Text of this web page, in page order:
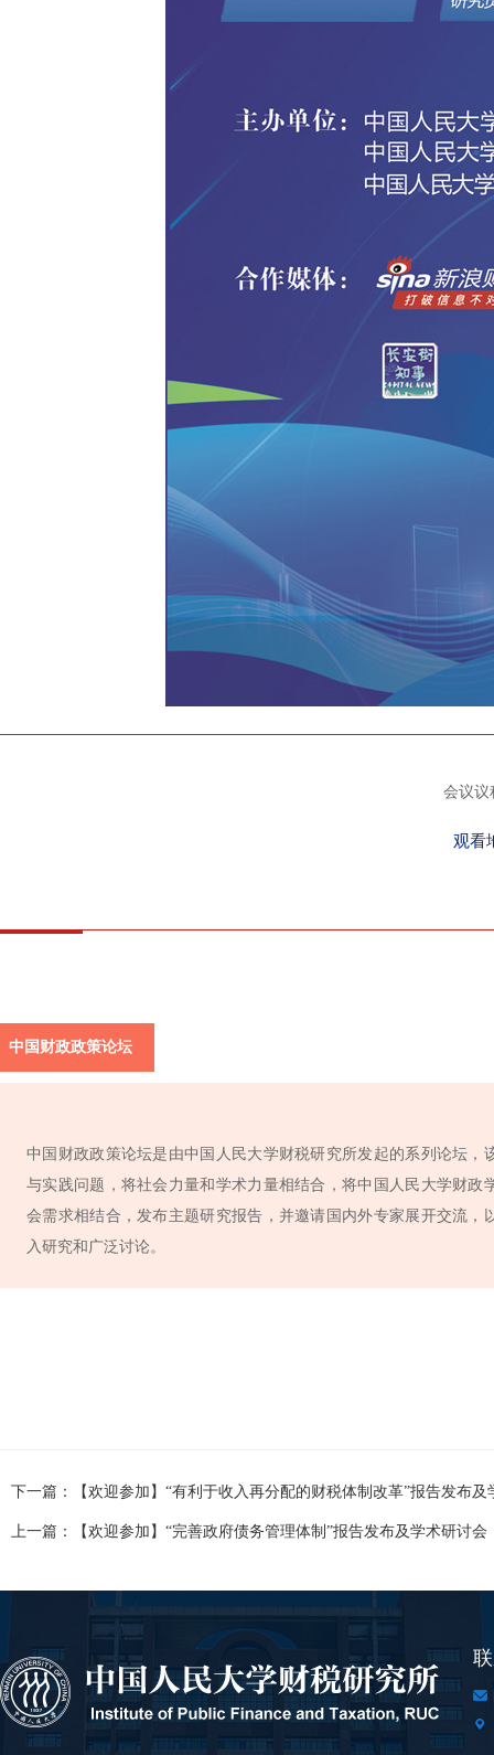
会议议
观看
中国财政政策论坛
中国财政政策论坛是由中国人民大学财税研究所发起的系列论坛，
与实践问题，将社会力量和学术力量相结合，将中国人民大学财政
会需求相结合，发布主题研究报告，并邀请国内外专家展开交流，
入研究和广泛讨论。
下一篇：【欢迎参加】“有利于收入再分配的财税体制改革”报告发布及
上一篇：【欢迎参加】“完善政府债务管理体制”报告发布及学术研讨会